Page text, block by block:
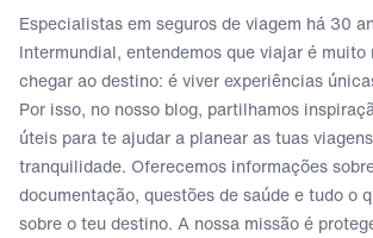
Especialistas em seguros de viagem há 30
Intermundial, entendemos que viajar é muito
chegar ao destino: é viver experiências
Por isso, no nosso blog, partilhamos
úteis para te ajudar a planear as tuas
tranquilidade. Oferecemos informações
documentação, questões de saúde e tudo o
sobre o teu destino. A nossa missão é